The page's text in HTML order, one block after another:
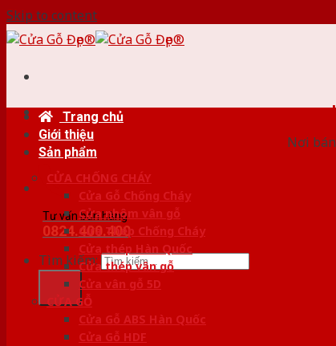
Skip to content
Nơi
Tư vấn bán hàng
0824.400.400
Tìm kiếm:
Trang chủ
Giới thiệu
Sản phẩm
CỬA CHỐNG CHÁY
Cửa Gỗ Chống Cháy
Cửa nhôm vân gỗ
Cửa Thép Chống Cháy
Cửa thép Hàn Quốc
Cửa thép vân gỗ
Cửa vân gỗ 5D
CỬA GỖ
Cửa Gỗ ABS Hàn Quốc
Cửa Gỗ HDF